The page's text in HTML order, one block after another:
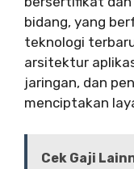
bidang, yang
teknologi
arsitektur
jaringan, dan
menciptakan
Cek Gaji